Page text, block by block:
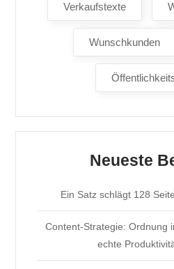
Verkaufstexte
Wunschkunden
Neueste
Ein Satz schlägt 128
Content-Strategie: Ordnung
echte